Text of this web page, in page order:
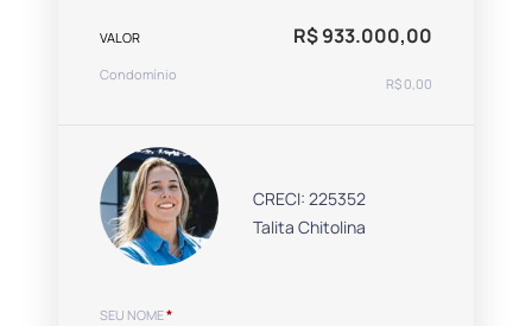
VALOR R$ 933.000,00
Condomínio
R$ 0,00
CRECI: 225352
Talita Chitolina
SEU NOME*